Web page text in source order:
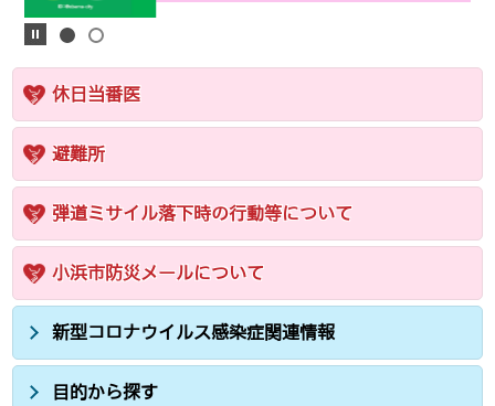
休日当番医
避難所
弾道ミサイル落下時の行動等について
小浜市防災メールについて
新型コロナウイルス感染症関連情報
目的から探す